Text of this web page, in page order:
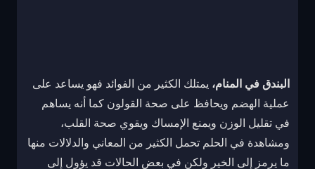
البندق في المنام، يمتلك الكثير من الفوائد فهو يساعد على
عملية الهضم ويحافظ على صحة القولون كما أنه يساهم
في تقليل الوزن ويمنع الإمساك ويقوي صحة القلب،
ومشاهدة في الحلم تحمل الكثير من المعاني والدلالات منها
ما يرمز إلى الخير ولكن في بعض الحالات قد يؤول إلى